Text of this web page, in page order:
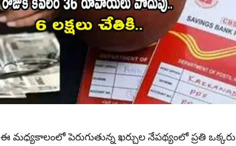
ఈ మధ్యకాలంలో పెరుగుతున్న ఖర్చుల నేపథ్యంలో ప్రతి ఒక్కరు